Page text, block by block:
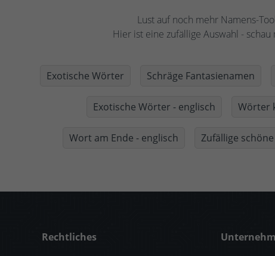
Lust auf noch mehr Namens-
Hier ist eine zufällige Auswahl - schau
Exotische Wörter Schräge Fantasienamen
Exotische Wörter - englisch Wörter
Wort am Ende - englisch Zufällige
Rechtliches